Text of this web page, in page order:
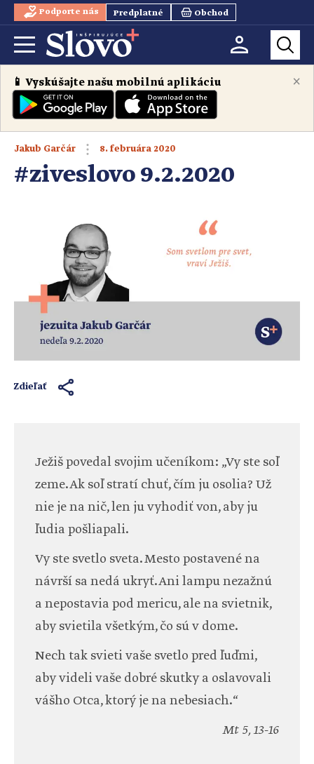
Podporte nás Predplatné Obchod
×
📱 Vyskúšajte našu mobilnú aplikáciu
Jakub Garčár 8. februára 2020
#ziveslovo 9.2.2020
Zdieľať
Ježiš povedal svojim učeníkom: „Vy ste soľ
zeme. Ak soľ stratí chuť, čím ju osolia? Už
nie je na nič, len ju vyhodiť von, aby ju
ľudia pošliapali.
Vy ste svetlo sveta. Mesto postavené na
návrší sa nedá ukryť. Ani lampu nezažnú
a nepostavia pod mericu, ale na svietnik,
aby svietila všetkým, čo sú v dome.
Nech tak svieti vaše svetlo pred ľuďmi,
aby videli vaše dobré skutky a oslavovali
vášho Otca, ktorý je na nebesiach.“
Mt 5, 13-16